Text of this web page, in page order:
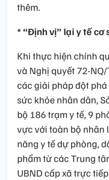
thêm.
* “Định vị” lại y tế cơ
Khi thực hiện chính
và Nghị quyết 72-
các giải pháp đột
sức khỏe nhân dân,
bộ 186 trạm y tế, 9
vực với toàn bộ nhân
năng y tế dự phòng,
phẩm từ các Trung
UBND cấp xã trực